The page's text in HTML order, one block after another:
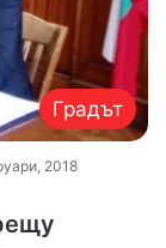
Градът
2018